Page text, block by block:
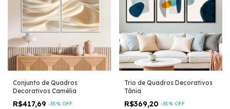
Conjunto de Quadros
Decorativos Camélia
R$417,69 -35% OFF
Trio de Quadros Decorativos
Tânia
R$369,20 -35% OFF